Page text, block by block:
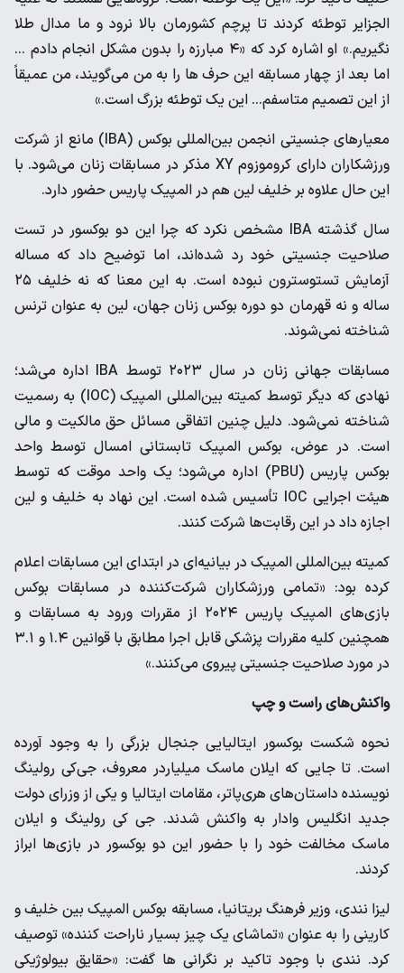
الجزایر توطئه کردند تا پرچم کشورمان بالا نرود و ما مدال طلا
نگیریم.» او اشاره کرد که «۴ مبارزه را بدون مشکل انجام دادم ...
اما بعد از چهار مسابقه این حرف ها را به من می‌گویند، من عمیقاً
از این تصمیم متاسفم... این یک توطئه بزرگ است.»
معیارهای جنسیتی انجمن بین‌المللی بوکس (IBA) مانع از شرکت
ورزشکاران دارای کروموزوم XY مذکر در مسابقات زنان می‌شود. با
این حال علاوه بر خلیف لین هم در المپیک پاریس حضور دارد.
سال گذشته IBA مشخص نکرد که چرا این دو بوکسور در تست
صلاحیت جنسیتی خود رد شده‌اند، اما توضیح داد که مساله
آزمایش تستوسترون نبوده است. به این معنا که نه خلیف ۲۵
ساله و نه قهرمان دو دوره بوکس زنان جهان، لین به عنوان ترنس
شناخته نمی‌شوند.
مسابقات جهانی زنان در سال ۲۰۲۳ توسط IBA اداره می‌شد؛
نهادی که دیگر توسط کمیته بین‌المللی المپیک (IOC) به رسمیت
شناخته نمی‌شود. دلیل چنین اتفاقی مسائل حق مالکیت و مالی
است. در عوض، بوکس المپیک تابستانی امسال توسط واحد
بوکس پاریس (PBU) اداره می‌شود؛ یک واحد موقت که توسط
هیئت اجرایی IOC تأسیس شده است. این نهاد به خلیف و لین
اجازه داد در این رقابت‌ها شرکت کنند.
کمیته بین‌المللی المپیک در بیانیه‌ای در ابتدای این مسابقات اعلام
کرده بود: «تمامی ورزشکاران شرکت‌کننده در مسابقات بوکس
بازی‌های المپیک پاریس ۲۰۲۴ از مقررات ورود به مسابقات و
همچنین کلیه مقررات پزشکی قابل اجرا مطابق با قوانین ۱.۴ و ۳.۱
در مورد صلاحیت جنسیتی پیروی می‌کنند.»
واکنش‌های راست و چپ
نحوه شکست بوکسور ایتالیایی جنجال بزرگی را به وجود آورده
است. تا جایی که ایلان ماسک میلیاردر معروف، جی‌کی رولینگ
نویسنده داستان‌های هری‌پاتر، مقامات ایتالیا و یکی از وزرای دولت
جدید انگلیس وادار به واکنش شدند. جی کی رولینگ و ایلان
ماسک مخالفت خود را با حضور این دو بوکسور در بازی‌ها ابراز
کردند.
لیزا نندی، وزیر فرهنگ بریتانیا، مسابقه بوکس المپیک بین خلیف و
کارینی را به عنوان «تماشای یک چیز بسیار ناراحت کننده» توصیف
کرد. نندی با وجود تاکید بر نگرانی ها گفت: «حقایق بیولوژیکی